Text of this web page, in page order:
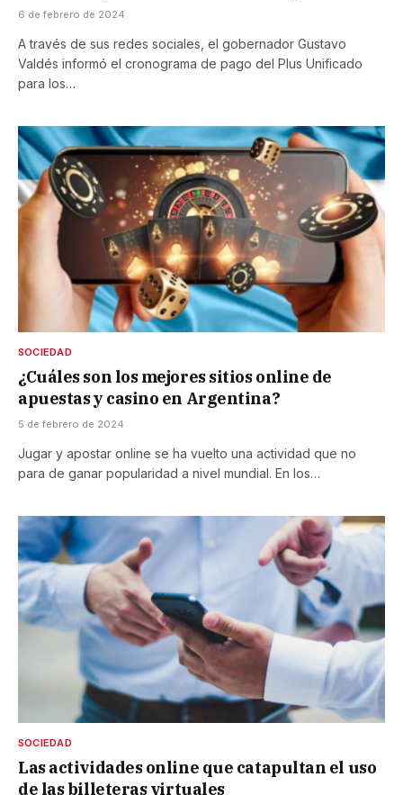
6 de febrero de 2024
A través de sus redes sociales, el gobernador Gustavo
Valdés informó el cronograma de pago del Plus Unificado
para los…
SOCIEDAD
¿Cuáles son los mejores sitios online de
apuestas y casino en Argentina?
5 de febrero de 2024
Jugar y apostar online se ha vuelto una actividad que no
para de ganar popularidad a nivel mundial. En los…
SOCIEDAD
Las actividades online que catapultan el uso
de las billeteras virtuales